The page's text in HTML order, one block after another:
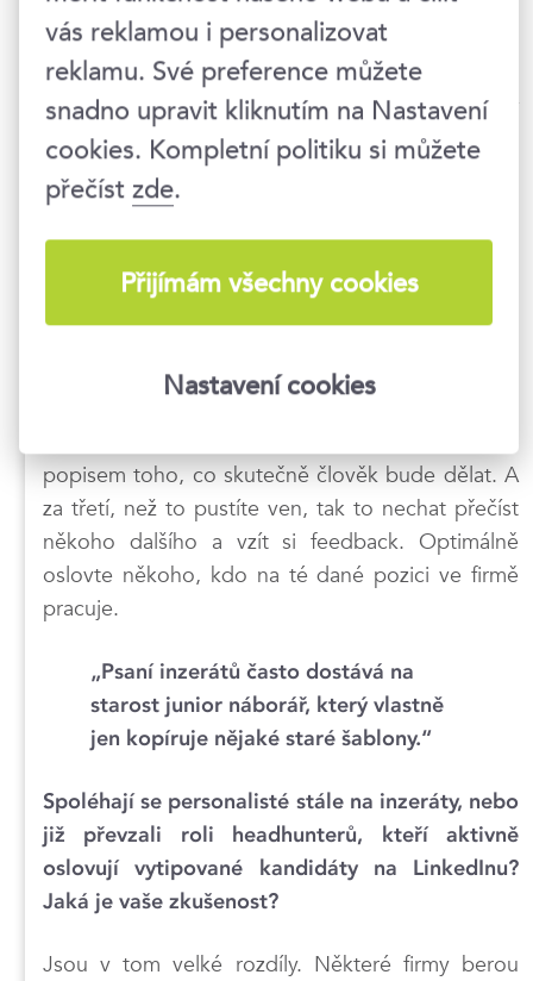
prostor (a zájem) dát společně dohromady text,
který skutečně upoutá, ale zase narazíte na
klasický problém, že všichni nestíhají a že je přece
úkolem HR postarat se o inzeráty. Avšak nejlepší
výsledky vznikají ve spolupráci. HR, manažera,
marketingu. Kdyby se všechny tyto strany spojily
a každý přinesl svou expertízu, tak by to opravdu
mohlo vypadat hodně jinak.
Ale mimo snění o světě ideálním. Velmi bych
inzerát ven, vykonat alespoň následující: Za prvé,
popisem toho, co skutečně člověk bude dělat. A
za třetí, než to pustíte ven, tak to nechat přečíst
někoho dalšího a vzít si feedback. Optimálně
oslovte někoho, kdo na té dané pozici ve firmě
pracuje.
„Psaní inzerátů často dostává na
starost junior náborář, který vlastně
jen kopíruje nějaké staré šablony.“
Spoléhají se personalisté stále na inzeráty, nebo
již převzali roli headhunterů, kteří aktivně
oslovují vytipované kandidáty na LinkedInu?
Jaká je vaše zkušenost?
Jsou v tom velké rozdíly. Některé firmy berou
vás reklamou i personalizovat
reklamu. Své preference můžete
snadno upravit kliknutím na Nastavení
cookies. Kompletní politiku si můžete
přečístzde.
Přijímám všechny cookies
Nastavení cookies